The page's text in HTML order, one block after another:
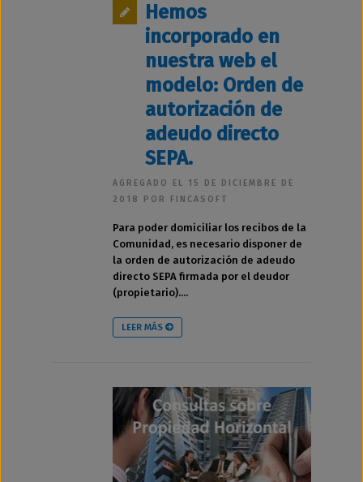
Hemos
incorporado en
nuestra web el
modelo: Orden de
autorización de
adeudo directo
SEPA.
AGREGADO EL 15 DE DICIEMBRE DE
2018 POR FINCASOFT
Para poder domiciliar los recibos de la
Comunidad, es necesario disponer de
la orden de autorización de adeudo
directo SEPA firmada por el deudor
(propietario)....
LEER MÁS